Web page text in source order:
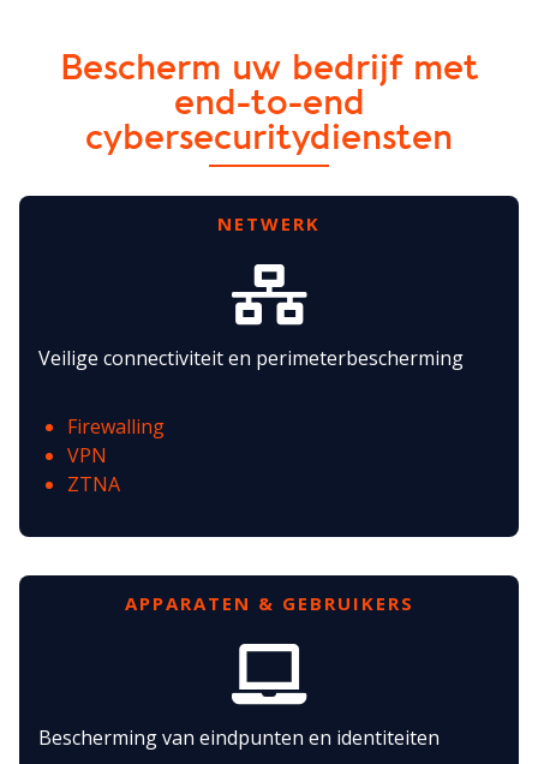
Bescherm uw bedrijf met
end-to-end
cybersecuritydiensten
NETWERK
Veilige connectiviteit en perimeterbescherming
Firewalling
VPN
ZTNA
APPARATEN & GEBRUIKERS
Bescherming van eindpunten en identiteiten